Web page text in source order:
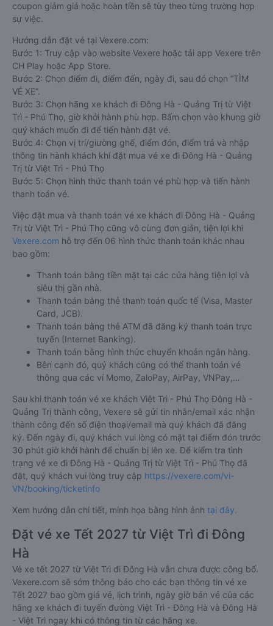
coupon giảm giá hoặc hoàn tiền sẽ tùy theo từng trường hợp
sự việc.
Hướng dẫn đặt vé tại Vexere.com:
Bước 1: Truy cập vào website Vexere hoặc tải app Vexere trên
CH Play hoặc App Store.
Bước 2: Chọn điểm đi, điểm đến, ngày đi, sau đó chọn “TÌM
VÉ XE”.
Bước 3: Chọn hãng xe khách đi Đông Hà - Quảng Trị từ Việt
Trì - Phú Thọ, giờ khởi hành phù hợp. Bấm chọn vào khung giờ
quý khách muốn đi để tiến hành đặt vé.
Bước 4: Chọn vị trí/giường ghế, điểm đón, điểm trả và nhập
thông tin hành khách khi đặt mua vé xe đi Đông Hà - Quảng
Trị từ Việt Trì - Phú Thọ
Bước 5: Chọn hình thức thanh toán vé phù hợp và tiến hành
thanh toán vé.
Việc đặt mua và thanh toán vé xe khách đi Đông Hà - Quảng
Trị từ Việt Trì - Phú Thọ cũng vô cùng đơn giản, tiện lợi khi
Vexere.com hỗ trợ đến 06 hình thức thanh toán khác nhau
bao gồm:
Thanh toán bằng tiền mặt tại các cửa hàng tiện lợi và
siêu thị gần nhà.
Thanh toán bằng thẻ thanh toán quốc tế (Visa, Master
Card, JCB).
Thanh toán bằng thẻ ATM đã đăng ký thanh toán trực
tuyến (Internet Banking).
Thanh toán bằng hình thức chuyển khoản ngân hàng.
Bên cạnh đó, quý khách cũng có thể thanh toán vé
thông qua các ví Momo, ZaloPay, AirPay, VNPay,…
Sau khi thanh toán vé xe khách Việt Trì - Phú Thọ Đông Hà -
Quảng Trị thành công, Vexere sẽ gửi tin nhắn/email xác nhận
thành công đến số điện thoại/email mà quý khách đã đăng
ký. Đến ngày đi, quý khách vui lòng có mặt tại điểm đón trước
30 phút giờ khởi hành để chuẩn bị lên xe. Để kiểm tra tình
trạng vé xe đi Đông Hà - Quảng Trị từ Việt Trì - Phú Thọ đã
đặt, quý khách vui lòng truy cập https://vexere.com/vi-
VN/booking/ticketinfo
Xem hướng dẫn chi tiết, minh họa bằng hình ảnh tại đây.
Đặt vé xe Tết 2027 từ Việt Trì đi Đông
Hà
Vé xe tết 2027 từ Việt Trì đi Đông Hà vẫn chưa được công bố.
Vexere.com sẽ sớm thông báo cho các bạn thông tin vé xe
Tết 2027 bao gồm giá vé, lịch trình, ngày giờ bán vé của các
hãng xe khách đi tuyến đường Việt Trì - Đông Hà và Đông Hà
- Việt Trì ngay khi có thông tin từ các hãng xe.